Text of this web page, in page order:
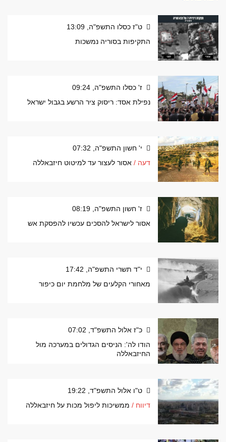
ט"ז כסלו התשפ"ה, 13:09
התקיפות בסוריה נמשכות
ז' כסלו התשפ"ה, 09:24
נפילת אסד: ריסוק ציר הרשע בגבול ישראל
י' חשון התשפ"ה, 07:32
דעה / אסור לעצור עד למיטוט חיזבאללה
ז' חשון התשפ"ה, 08:19
אסור לישראל להסכים עכשיו להפסקת אש
י"ד תשרי התשפ"ה, 17:42
מאחורי הקלעים של מלחמת יום כיפור
כ"ז אלול התשפ"ד, 07:02
הודו לה': הניסים הגדולים במערכה מול
החיזבאללה
ט"ו אלול התשפ"ד, 19:22
דיווח / ממשיכות ליפול מכות על חיזבאללה